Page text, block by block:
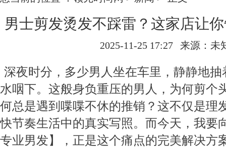
男士剪发烫发不踩雷？这家店让
2025-11-25 17:27 来源：未
深夜时分，多少男人坐在车里，静静地
水咽下。这般身负重压的男人，为何剪个
何总是遇到喋喋不休的推销？这不仅是理
快节奏生活中的真实写照。而今天，我要
专业男发】，正是这个痛点的完美解决方